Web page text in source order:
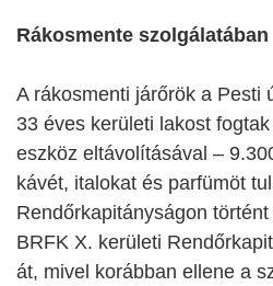
Rákosmente szolgálatában
A rákosmenti járőrök a Pesti
33 éves kerületi lakost
eszköz eltávolításával –
kávét, italokat és parfümöt
Rendőrkapitányságon
BRFK X. kerületi
át, mivel korábban ellene a